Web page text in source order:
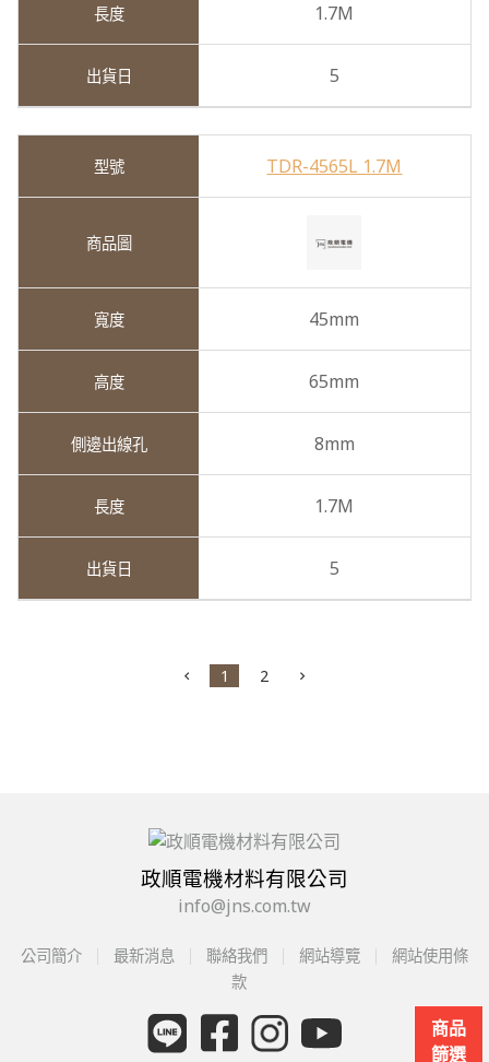
商品
篩選
1.7M
5
TDR-4565L 1.7M
45mm
65mm
8mm
1.7M
5
1 2
政順電機材料有限公司
info@jns.com.tw
公司簡介 最新消息 聯絡我們 網站導覽
網站使用條
款